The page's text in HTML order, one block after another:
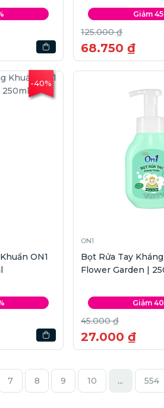
Giảm
125.000 ₫
68.750 ₫
-40%
ON1
ON1
Bọt Rửa Tay
Flower Garden |
Giảm
45.000 ₫
27.000 ₫
7 8 9 10 ... 554